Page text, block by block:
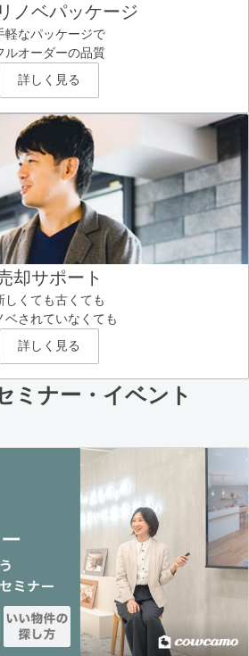
ノベパッケージ
軽なパッケージで
ルオーダーの品質
詳しく見る
却サポート
しくても古くても
ベされていなくても
詳しく見る
ミナー・イベント